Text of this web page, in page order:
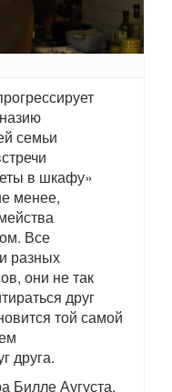
семьи
в шкафу»
менее,
Все
разных
они не так
друг
той самой
друга.
Билле Аугуста,